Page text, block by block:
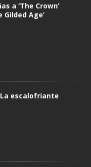
a ‘The Crown’
Gilded Age’
escalofriante